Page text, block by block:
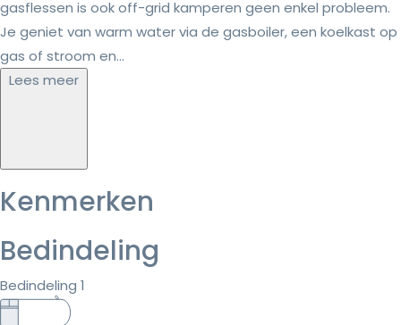
gasflessen is ook off-grid kamperen geen enkel probleem.
Je geniet van warm water via de gasboiler, een koelkast op
gas of stroom en...
Lees meer
Kenmerken
Bedindeling
Bedindeling 1